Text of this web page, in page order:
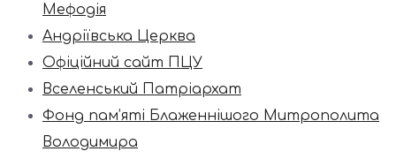
Мефодія
Андріївська Церква
Офіційний сайт ПЦУ
Вселенський Патріархат
Фонд пам’яті Блаженнішого Митрополита
Володимира